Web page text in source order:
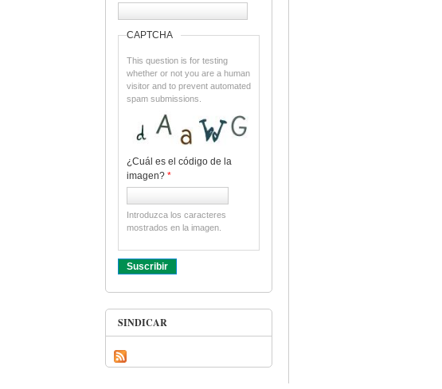
CAPTCHA
This question is for testing
whether or not you are a human
visitor and to prevent automated
spam submissions.
¿Cuál es el código de la
imagen? *
Introduzca los caracteres
mostrados en la imagen.
SINDICAR